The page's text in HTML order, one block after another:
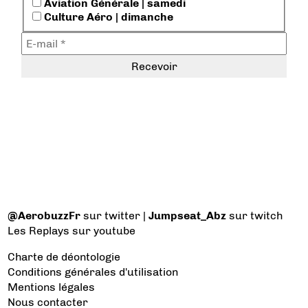
Aviation Générale | samedi
Culture Aéro | dimanche
@AerobuzzFr sur twitter |Jumpseat_Abz sur twitch
Les Replays sur youtube
Charte de déontologie
Conditions générales d'utilisation
Mentions légales
Nous contacter